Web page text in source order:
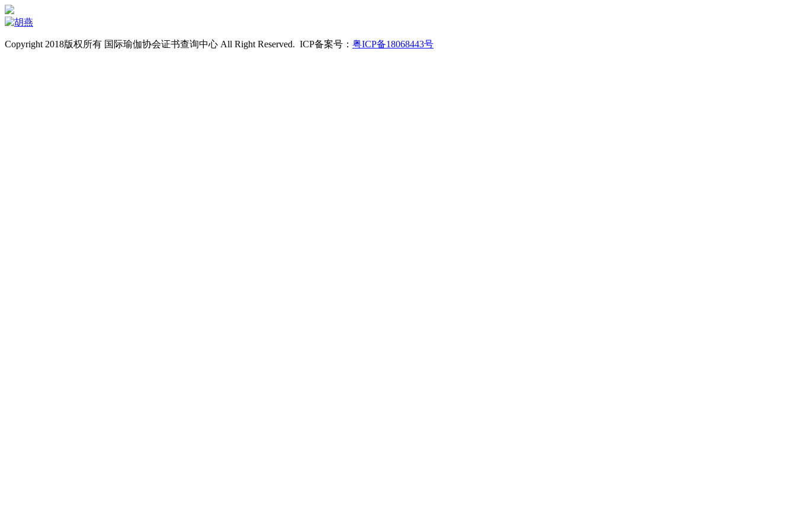
Copyright 2018版权所有 国际瑜伽协会证书查询中心 All Right Reserved. ICP备案号： 粤ICP备18068443号